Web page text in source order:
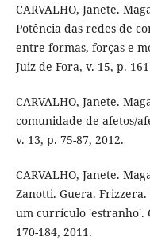
CARVALHO, Janete.
Potência das redes de
entre formas, forças e
Juiz de Fora, v. 15, p.
CARVALHO, Janete.
comunidade de afetos/
v. 13, p. 75-87, 2012.
CARVALHO, Janete.
Zanotti. Guera.
um currículo 'estranho'.
170-184, 2011.